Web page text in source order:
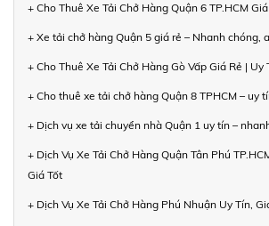
+ Cho Thuê Xe Tải Chở Hàng Quận 6 TP.HCM
+ Xe tải chở hàng Quận 5 giá rẻ – Nhanh chóng,
+ Cho Thuê Xe Tải Chở Hàng Gò Vấp Giá Rẻ | Uy
+ Cho thuê xe tải chở hàng Quận 8 TPHCM – uy
+ Dịch vụ xe tải chuyển nhà Quận 1 uy tín –
+ Dịch Vụ Xe Tải Chở Hàng Quận Tân Phú
Giá Tốt
+ Dịch Vụ Xe Tải Chở Hàng Phú Nhuận Uy Tín,